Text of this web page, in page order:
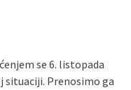
se 6. listopada
Prenosimo ga